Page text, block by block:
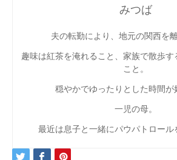
みつば
夫の転勤により、地元の関西を
趣味は紅茶を淹れること、家族で散歩す
こと。
穏やかでゆったりとした時間が
一児の母。
最近は息子と一緒にパウパトロール